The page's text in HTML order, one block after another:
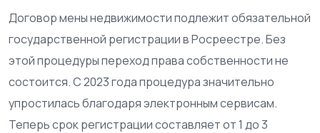
Договор мены недвижимости подлежит обязательной
государственной регистрации в Росреестре. Без
этой процедуры переход права собственности не
состоится. С 2023 года процедура значительно
упростилась благодаря электронным сервисам.
Теперь срок регистрации составляет от 1 до 3